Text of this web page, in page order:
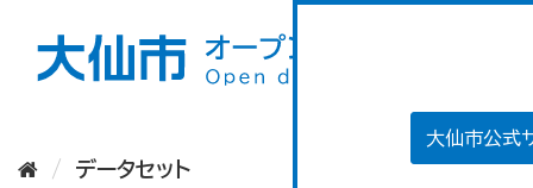
大仙市公式
データセット